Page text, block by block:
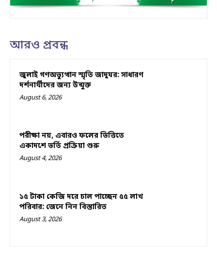
আরও প্রবন্ধ
জুলাই গণঅভ্যুত্থান স্মৃতি জাদুঘর: সাধারণ
দর্শনার্থীদের জন্য উন্মুক্ত
August 6, 2026
পরীক্ষা নয়, এবারও ফলের ভিত্তিতে
একাদশে ভর্তি প্রক্রিয়া শুরু
August 4, 2026
১৫ টাকা কেজি দরে চাল পাচ্ছেন ৫৫ লাখ
পরিবার: জেনে নিন বিস্তারিত
August 3, 2026